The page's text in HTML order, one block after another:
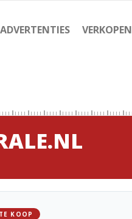
VERKOPEN
TE KOOP